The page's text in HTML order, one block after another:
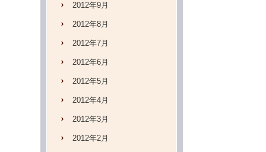
2012年9月
2012年8月
2012年7月
2012年6月
2012年5月
2012年4月
2012年3月
2012年2月